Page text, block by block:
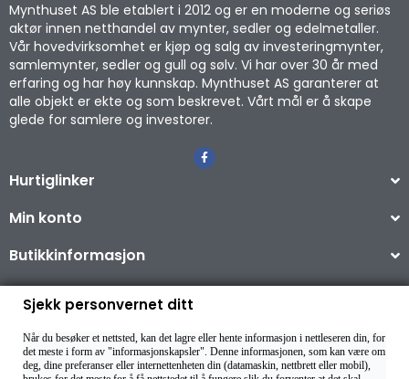
Mynthuset AS ble etablert i 2012 og er en moderne og seriøs
aktør innen netthandel av mynter, sedler og edelmetaller.
Vår hovedvirksomhet er kjøp og salg av investeringmynter,
samlemynter, sedler og gull og sølv. Vi har over 30 år med
erfaring og har høy kunnskap. Mynthuset AS garanterer at
alle objekt er ekte og som beskrevet. Vårt mål er å skape
glede for samlere og investorer.
Hurtiglinker
Min konto
Butikkinformasjon
Copyright © 2026
Sjekk personvernet ditt
Når du besøker et nettsted, kan det lagre eller hente informasjon i nettleseren din, for
det meste i form av "informasjonskapsler". Denne informasjonen, som kan være om
deg, dine preferanser eller internettenheten din (datamaskin, nettbrett eller mobil),